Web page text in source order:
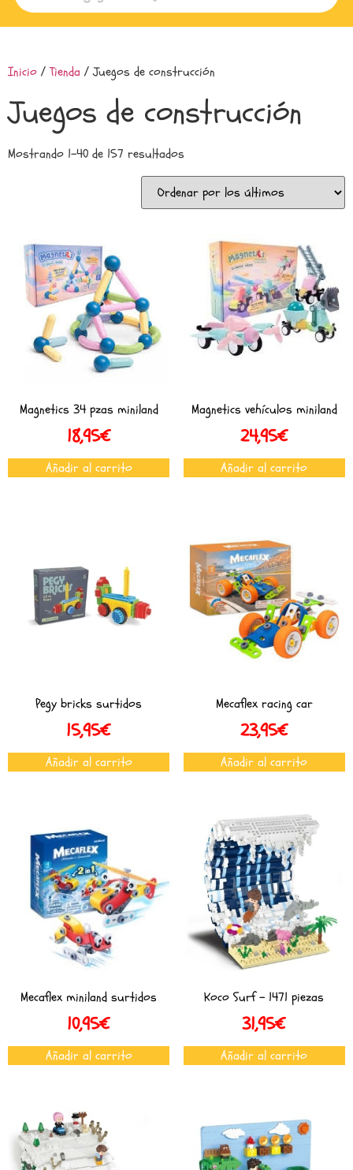
Inicio /Tienda / Juegos de construcción
Juegos de construcción
Mostrando 1–40 de 157 resultados
Magnetics 34 pzas miniland
18,95€
Añadir al carrito
Magnetics vehículos miniland
24,95€
Añadir al carrito
Pegy bricks surtidos
15,95€
Añadir al carrito
Mecaflex racing car
23,95€
Añadir al carrito
Mecaflex miniland surtidos
10,95€
Añadir al carrito
Koco Surf – 1471 piezas
31,95€
Añadir al carrito